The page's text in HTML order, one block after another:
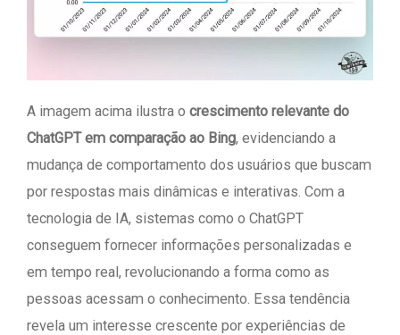
A imagem acima ilustra o crescimento relevante do
ChatGPT em comparação ao Bing, evidenciando a
mudança de comportamento dos usuários que buscam
por respostas mais dinâmicas e interativas. Com a
tecnologia de IA, sistemas como o ChatGPT
conseguem fornecer informações personalizadas e
em tempo real, revolucionando a forma como as
pessoas acessam o conhecimento. Essa tendência
revela um interesse crescente por experiências de